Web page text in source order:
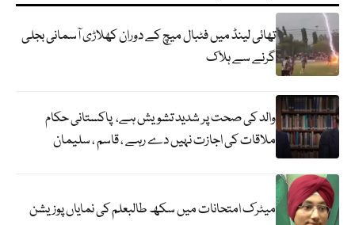
تھائی لینڈ میں فٹبال میچ کے دوران کھلاڑی آسمانی بجلی
گرنے سے ہلاک
والد کی صحت پر شدید تشویش ہے، پاکستانی حکام
ملاقات کی اجازت نہیں دے رہے ، قاسم ، سلیمان
میٹرک امتحانات میں سکھ طالبعلم کی نمایاں پوزیشن